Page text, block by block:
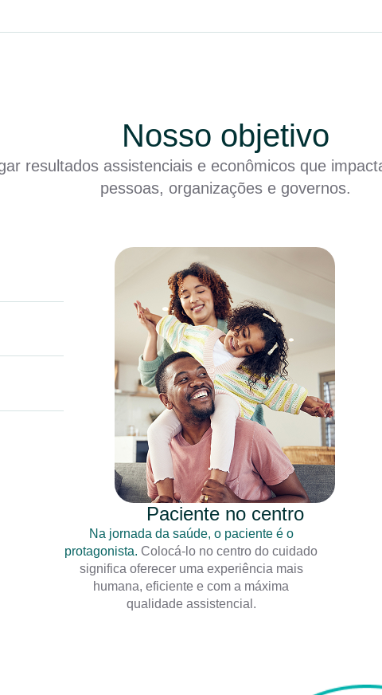
Nosso objetivo
resultados assistenciais e econômicos que
pessoas, organizações e governos.
Paciente no centro
Na jornada da saúde, o paciente é o
protagonista. Colocá-lo no centro do cuidado
significa oferecer uma experiência mais
humana, eficiente e com a máxima
qualidade assistencial.